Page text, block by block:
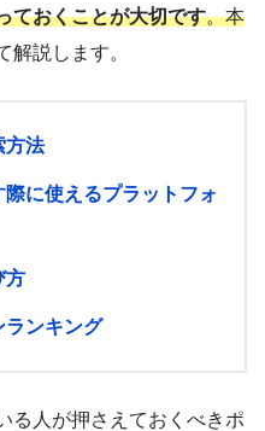
ておくことが大切です。本
解説します。
方法
に使えるプラットフォ
方
ランキング
る人が押さえておくべきポ